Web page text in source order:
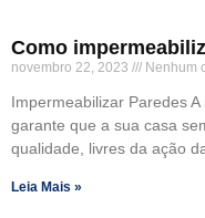
Como
novembro 22, 2023 Nenhum
Impermeabilizar Paredes
garante que a sua casa
qualidade, livres da ação
Leia Mais »